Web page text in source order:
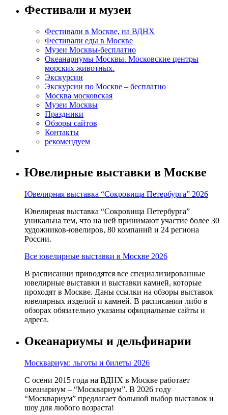
Фестивали и музеи
Фестивали в Москве, на ВДНХ
Фестивали еды в Москве
Музеи Москвы-бесплатно
Океанариумы Москвы. Московские центры
морских животных.
Экскурсии
Экскурсии по Москве – бесплатно
Москва московская
Музеи Москвы
Праздники
Обзоры сайтов
Контакты
рекомендуем
Ювелирные выставки в Москве
Ювелирная выставка “Сокровища Петербурга” 2026
Ювелирная выставка “Сокровища Петербурга”
уникальна тем, что на ней принимают участие более 30
художников-ювелиров, 80 компаний и 24 региона
России.
Все ювелирные выставки в Москве 2026
В расписании приводятся все специализированные
ювелирные выставки и выставки камней, которые
проходят в Москве. Даны ссылки на обзоры выставок
ювелирных изделий и камней. В расписании либо в
обзорах обязательно указаны официальные сайты и
адреса.
Океанариумы и дельфинарии
Москвариум: льготы и билеты 2026
С осени 2015 года на ВДНХ в Москве работает
океанариум – “Москвариум”. В 2026 году
“Москвариум” предлагает большой выбор выставок и
шоу для любого возраста!